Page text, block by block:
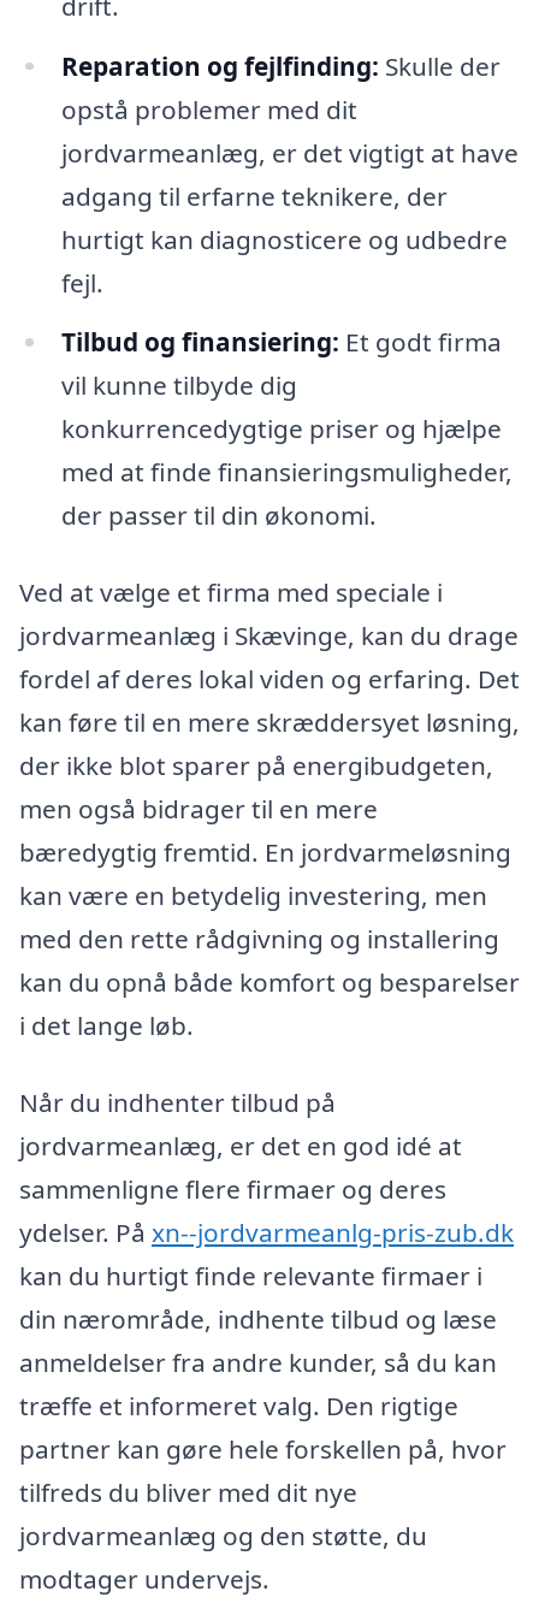
Reparation og fejlfinding: Skulle der
opstå problemer med dit
jordvarmeanlæg, er det vigtigt at have
adgang til erfarne teknikere, der
hurtigt kan diagnosticere og udbedre
fejl.
Tilbud og finansiering: Et godt firma
vil kunne tilbyde dig
konkurrencedygtige priser og hjælpe
med at finde finansieringsmuligheder,
der passer til din økonomi.
Ved at vælge et firma med speciale i
jordvarmeanlæg i Skævinge, kan du drage
fordel af deres lokal viden og erfaring. Det
kan føre til en mere skræddersyet løsning,
der ikke blot sparer på energibudgeten,
men også bidrager til en mere
bæredygtig fremtid. En jordvarmeløsning
kan være en betydelig investering, men
med den rette rådgivning og installering
kan du opnå både komfort og besparelser
i det lange løb.
Når du indhenter tilbud på
jordvarmeanlæg, er det en god idé at
sammenligne flere firmaer og deres
ydelser. På xn--jordvarmeanlg-pris-zub.dk
kan du hurtigt finde relevante firmaer i
din nærområde, indhente tilbud og læse
anmeldelser fra andre kunder, så du kan
træffe et informeret valg. Den rigtige
partner kan gøre hele forskellen på, hvor
tilfreds du bliver med dit nye
jordvarmeanlæg og den støtte, du
modtager undervejs.